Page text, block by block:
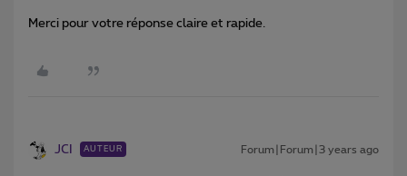
Merci pour votre réponse claire et rapide.
JCI AUTEUR Forum|Forum|3 years ago